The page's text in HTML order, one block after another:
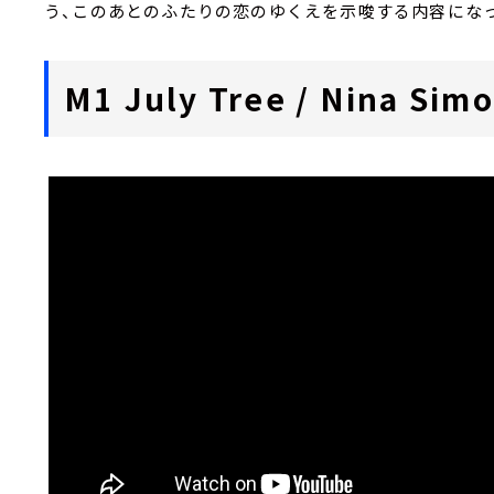
う、このあとのふたりの恋のゆくえを示唆する内容にな
M1 July Tree / Nina